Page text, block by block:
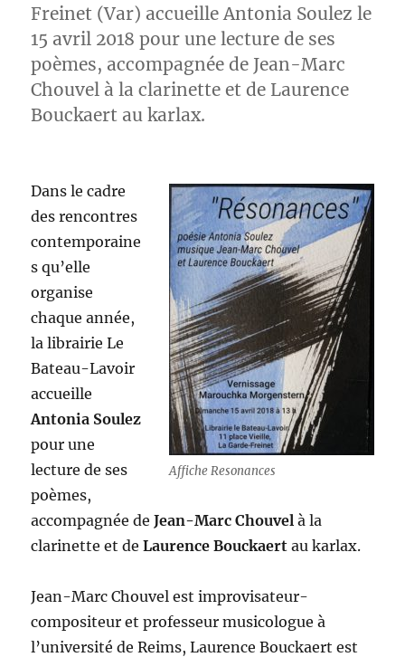
Freinet (Var) accueille Antonia Soulez le
15 avril 2018 pour une lecture de ses
poèmes, accompagnée de Jean-Marc
Chouvel à la clarinette et de Laurence
Bouckaert au karlax.
Affiche Resonances
Dans le cadre
des rencontres
contemporaine
s qu’elle
organise
chaque année,
la librairie Le
Bateau-Lavoir
accueille
Antonia Soulez
pour une
lecture de ses
poèmes,
accompagnée deJean-Marc Chouvel à la
clarinette et deLaurence Bouckaert au karlax.
Jean-Marc Chouvel est improvisateur-
compositeur et professeur musicologue à
l’université de Reims, Laurence Bouckaert est